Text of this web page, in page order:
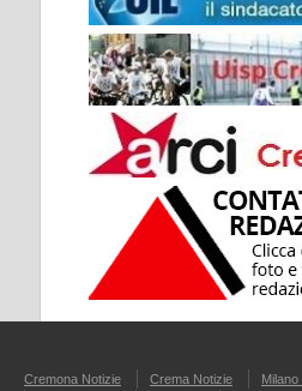
Cremona Notizie Crema Notizie